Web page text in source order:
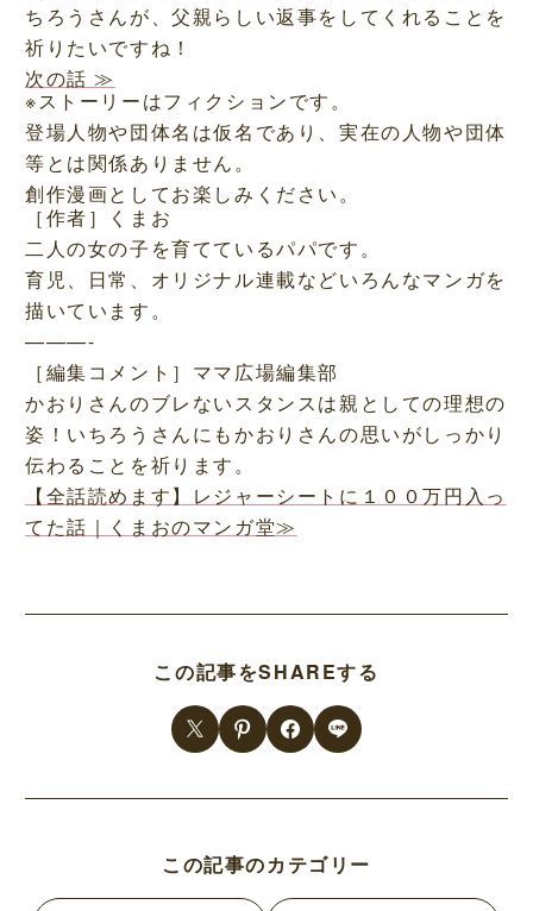
ちろうさんが、父親らしい返事をしてくれることを
祈りたいですね！
次の話 ≫
※ストーリーはフィクションです。
登場人物や団体名は仮名であり、実在の人物や団体
等とは関係ありません。
創作漫画としてお楽しみください。
［作者］くまお
二人の女の子を育てているパパです。
育児、日常、オリジナル連載などいろんなマンガを
描いています。
———-
［編集コメント］ママ広場編集部
かおりさんのブレないスタンスは親としての理想の
姿！いちろうさんにもかおりさんの思いがしっかり
伝わることを祈ります。
【全話読めます】レジャーシートに１００万円入っ
てた話｜くまおのマンガ堂≫
この記事をSHAREする
この記事のカテゴリー